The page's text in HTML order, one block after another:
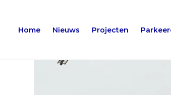
Home Nieuws Projecten